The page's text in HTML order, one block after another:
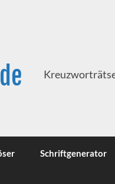
Schriftgenerator